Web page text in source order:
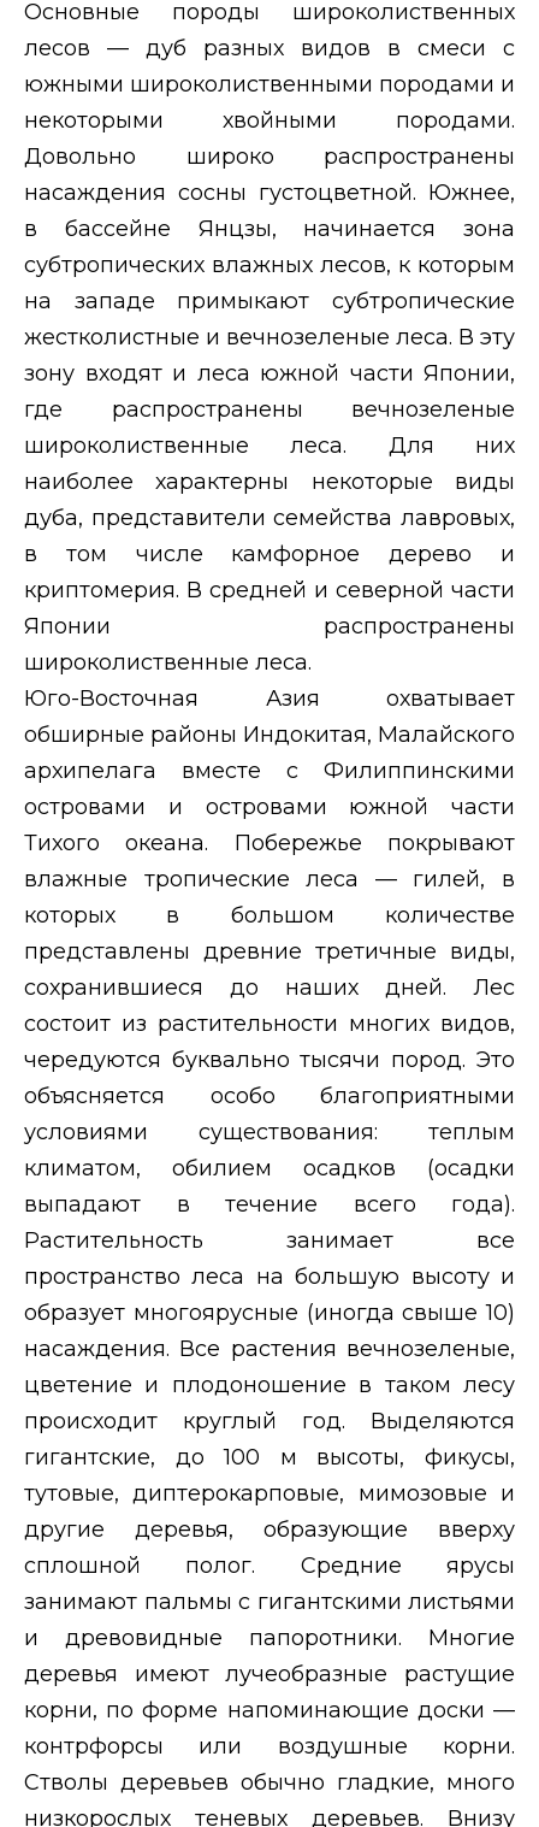
Основные породы широколиственных
лесов — дуб разных видов в смеси с
южными широколиственными породами и
некоторыми хвойными породами.
Довольно широко распространены
насаждения сосны густоцветной. Южнее,
в бассейне Янцзы, начинается зона
субтропических влажных лесов, к которым
на западе примыкают субтропические
жестколистные и вечнозеленые леса. В эту
зону входят и леса южной части Японии,
где распространены вечнозеленые
широколиственные леса. Для них
наиболее характерны некоторые виды
дуба, представители семейства лавровых,
в том числе камфорное дерево и
криптомерия. В средней и северной части
Японии распространены
широколиственные леса.
Юго-Восточная Азия охватывает
обширные районы Индокитая, Малайского
архипелага вместе с Филиппинскими
островами и островами южной части
Тихого океана. Побережье покрывают
влажные тропические леса — гилей, в
которых в большом количестве
представлены древние третичные виды,
сохранившиеся до наших дней. Лес
состоит из растительности многих видов,
чередуются буквально тысячи пород. Это
объясняется особо благоприятными
условиями существования: теплым
климатом, обилием осадков (осадки
выпадают в течение всего года).
Растительность занимает все
пространство леса на большую высоту и
образует многоярусные (иногда свыше 10)
насаждения. Все растения вечнозеленые,
цветение и плодоношение в таком лесу
происходит круглый год. Выделяются
гигантские, до 100 м высоты, фикусы,
тутовые, диптерокарповые, мимозовые и
другие деревья, образующие вверху
сплошной полог. Средние ярусы
занимают пальмы с гигантскими листьями
и древовидные папоротники. Многие
деревья имеют лучеобразные растущие
корни, по форме напоминающие доски —
контрфорсы или воздушные корни.
Стволы деревьев обычно гладкие, много
низкорослых теневых деревьев. Внизу